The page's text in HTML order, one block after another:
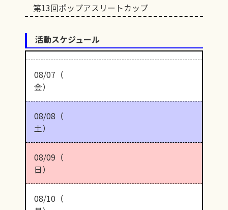
第13回ポップアスリートカップ
活動スケジュール
08/07（
金）
08/08（
土）
08/09（
日）
08/10（